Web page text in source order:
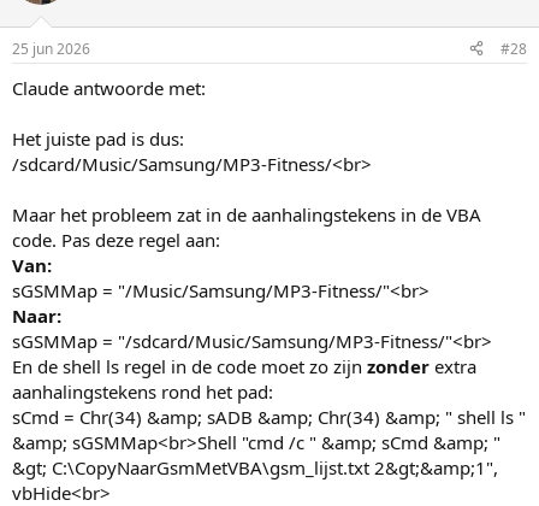
25 jun 2026 #28
Claude antwoorde met:
Het juiste pad is dus:
/sdcard/Music/Samsung/MP3-Fitness/<br>
Maar het probleem zat in de aanhalingstekens in de VBA
code. Pas deze regel aan:
Van:
sGSMMap = "/Music/Samsung/MP3-Fitness/"<br>
Naar:
sGSMMap = "/sdcard/Music/Samsung/MP3-Fitness/"<br>
En de shell ls regel in de code moet zo zijn zonder extra
aanhalingstekens rond het pad:
sCmd = Chr(34) &amp; sADB &amp; Chr(34) &amp; " shell ls "
&amp; sGSMMap<br>Shell "cmd /c " &amp; sCmd &amp; "
&gt; C:\CopyNaarGsmMetVBA\gsm_lijst.txt 2&gt;&amp;1",
vbHide<br>